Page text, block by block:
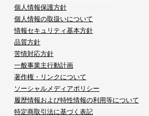
個人情報保護方針
個人情報の取扱いについて
情報セキュリティ基本方針
品質方針
苦情対応方針
一般事業主行動計画
著作権・リンクについて
ソーシャルメディアポリシー
履歴情報および特性情報の利用等について
特定商取引法に基づく表記